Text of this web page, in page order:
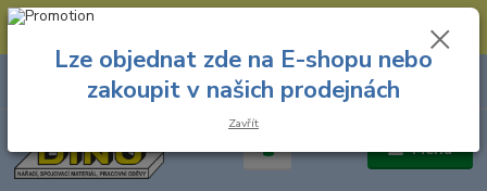
--- Spojovací materiál: 774 431 045 --- Prodejna nářadí: 731 449 423 --
Menu
8.00 hod. - 16.00 hod.
za
Lze objednat zde na E-shopu nebo
zakoupit v našich prodejnách
Zavřít